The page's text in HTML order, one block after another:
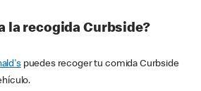
la recogida Curbside?
puedes recoger tu comida Curbside